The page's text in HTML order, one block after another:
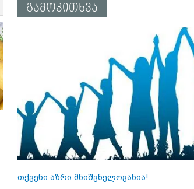
გამოკითხვა
თქვენი აზრი მნიშვნელოვანია!